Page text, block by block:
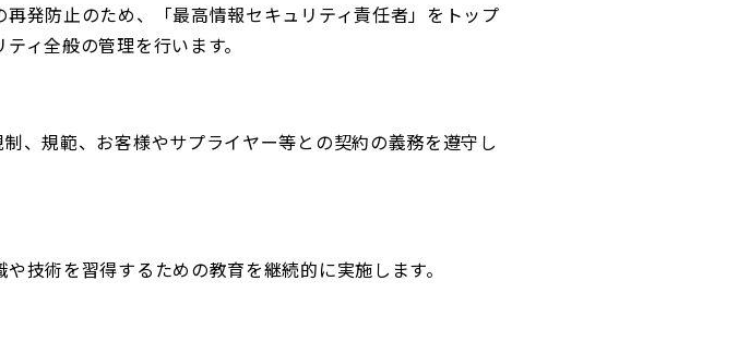
発防止のため、「最高情報セキュリティ責任者」をトップ
ィ全般の管理を行います。
、規範、お客様やサプライヤー等との契約の義務を遵守し
技術を習得するための教育を継続的に実施します。